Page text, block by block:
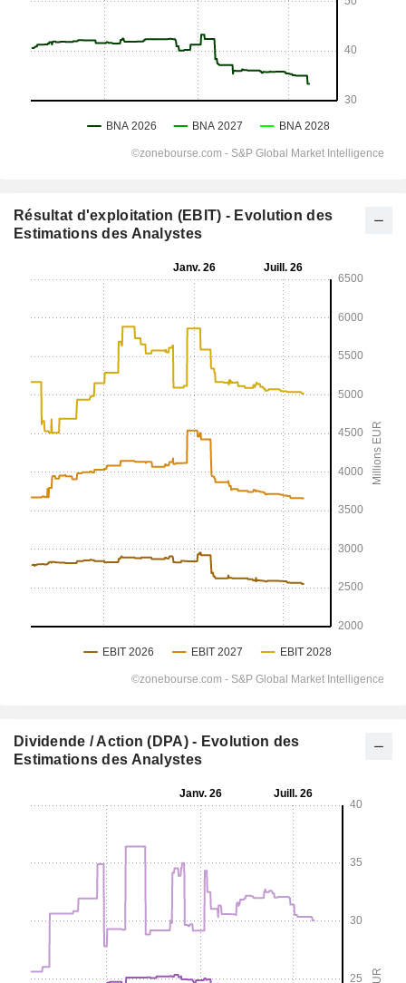
Résultat d'exploitation (EBIT) - Evolution des
Estimations des Analystes
Dividende / Action (DPA) - Evolution des
Estimations des Analystes